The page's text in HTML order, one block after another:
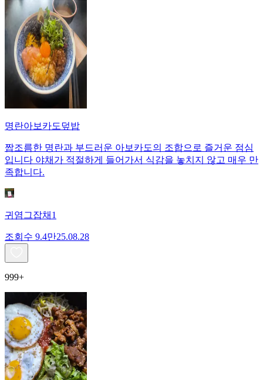
명란아보카도덮밥
짭조름한 명란과 부드러운 아보카도의 조합으로 즐거운 점심
입니다 야채가 적절하게 들어가서 식감을 놓치지 않고 매우 만
족합니다.
귀염그잡채1
조회수 9.4만25.08.28
999+